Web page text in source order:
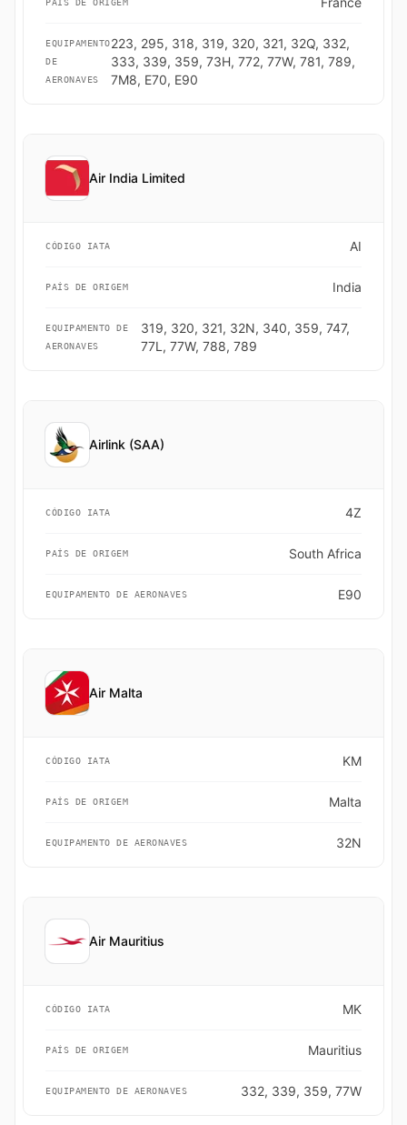
PAÍS DE ORIGEM
EQUIPAMENTO
DE
AERONAVES
223, 295, 318, 319, 320, 321, 32Q, 332,
333, 339, 359, 73H, 772, 77W, 781, 789,
7M8, E70, E90
Air India Limited
CÓDIGO IATA AI
PAÍS DE ORIGEM India
EQUIPAMENTO DE
AERONAVES
319, 320, 321, 32N, 340, 359, 747,
77L, 77W, 788, 789
Airlink (SAA)
CÓDIGO IATA 4Z
PAÍS DE ORIGEM South Africa
EQUIPAMENTO DE AERONAVES E90
Air Malta
CÓDIGO IATA KM
PAÍS DE ORIGEM Malta
EQUIPAMENTO DE AERONAVES 32N
Air Mauritius
CÓDIGO IATA MK
PAÍS DE ORIGEM Mauritius
EQUIPAMENTO DE AERONAVES 332, 339, 359, 77W